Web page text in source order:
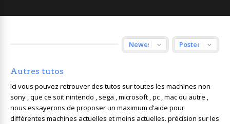
Autres tutos
Ici vous pouvez retrouver des tutos sur toutes les machines non
sony , que ce soit nintendo , sega , microsoft , pc , mac ou autre ,
nous essayerons de proposer un maximum d’aide pour
différentes machines actuelles et moins actuelles. précision sur les